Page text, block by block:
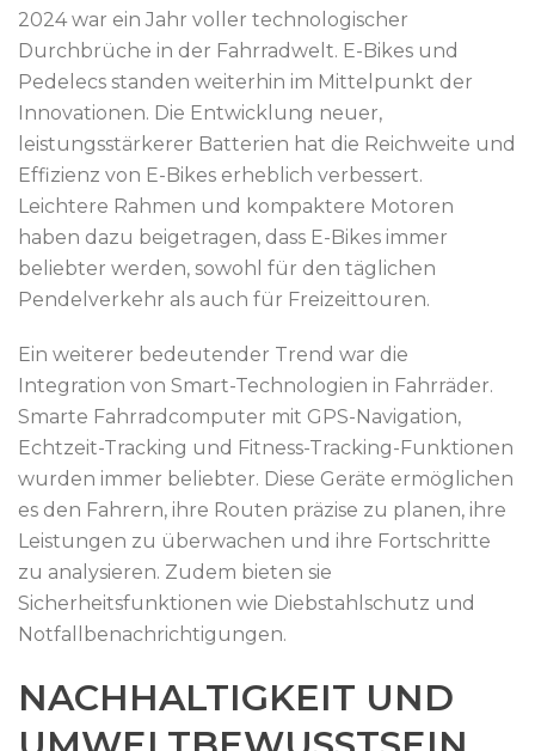
2024 war ein Jahr voller technologischer
Durchbrüche in der Fahrradwelt. E-Bikes und
Pedelecs standen weiterhin im Mittelpunkt der
Innovationen. Die Entwicklung neuer,
leistungsstärkerer Batterien hat die Reichweite und
Effizienz von E-Bikes erheblich verbessert.
Leichtere Rahmen und kompaktere Motoren
haben dazu beigetragen, dass E-Bikes immer
beliebter werden, sowohl für den täglichen
Pendelverkehr als auch für Freizeittouren.
Ein weiterer bedeutender Trend war die
Integration von Smart-Technologien in Fahrräder.
Smarte Fahrradcomputer mit GPS-Navigation,
Echtzeit-Tracking und Fitness-Tracking-Funktionen
wurden immer beliebter. Diese Geräte ermöglichen
es den Fahrern, ihre Routen präzise zu planen, ihre
Leistungen zu überwachen und ihre Fortschritte
zu analysieren. Zudem bieten sie
Sicherheitsfunktionen wie Diebstahlschutz und
Notfallbenachrichtigungen.
NACHHALTIGKEIT UND